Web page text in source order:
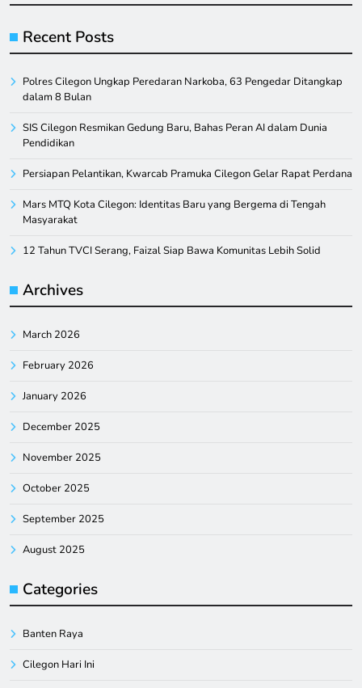
Recent Posts
Polres Cilegon Ungkap Peredaran Narkoba, 63 Pengedar Ditangkap
dalam 8 Bulan
SIS Cilegon Resmikan Gedung Baru, Bahas Peran AI dalam Dunia
Pendidikan
Persiapan Pelantikan, Kwarcab Pramuka Cilegon Gelar Rapat Perdana
Mars MTQ Kota Cilegon: Identitas Baru yang Bergema di Tengah
Masyarakat
12 Tahun TVCI Serang, Faizal Siap Bawa Komunitas Lebih Solid
Archives
March 2026
February 2026
January 2026
December 2025
November 2025
October 2025
September 2025
August 2025
Categories
Banten Raya
Cilegon Hari Ini